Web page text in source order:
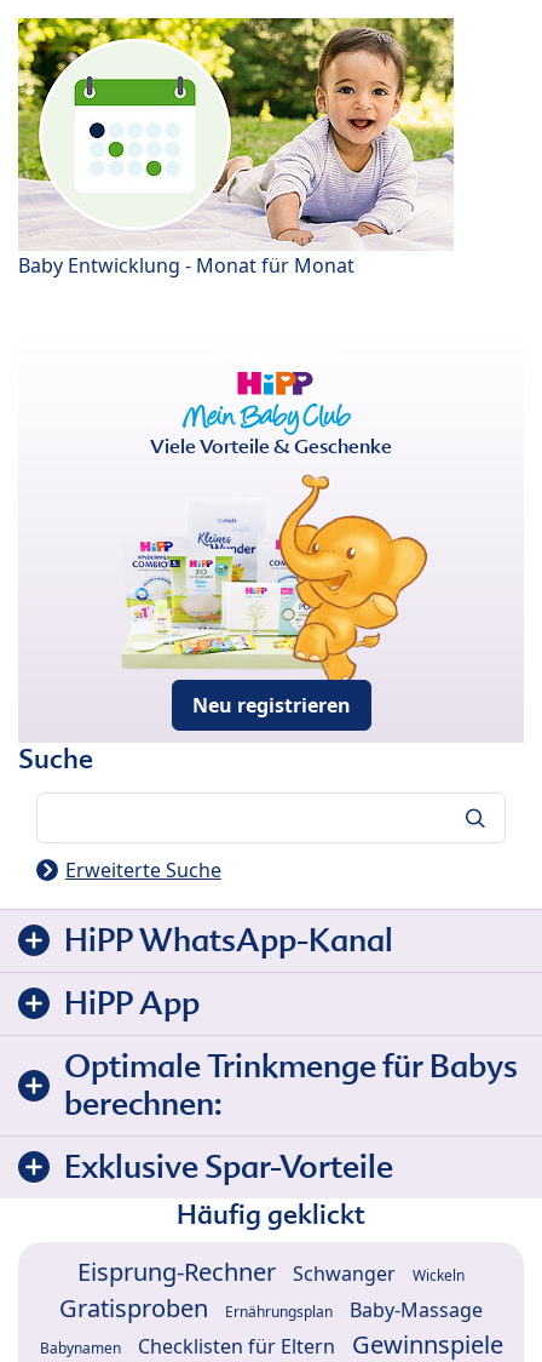
Baby Entwicklung - Monat für Monat
Viele Vorteile & Geschenke
Neu registrieren
Suche
Erweiterte Suche
HiPP WhatsApp-Kanal
HiPP App
Optimale Trinkmenge für Babys
berechnen:
Exklusive Spar-Vorteile
Häufig geklickt
Eisprung-Rechner Schwanger Wickeln
Gratisproben Ernährungsplan Baby-Massage
Babynamen Checklisten für Eltern
Gewinnspiele